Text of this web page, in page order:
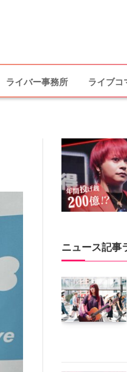
ライバー事務所 ライブコ
ニュース記事